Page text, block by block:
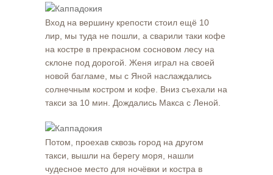
Вход на вершину крепости стоил ещё 10
лир, мы туда не пошли, а сварили таки кофе
на костре в прекрасном сосновом лесу на
склоне под дорогой. Женя играл на своей
новой багламе, мы с Яной наслаждались
солнечным костром и кофе. Вниз съехали на
такси за 10 мин. Дождались Макса с Леной.
Потом, проехав сквозь город на другом
такси, вышли на берегу моря, нашли
чудесное место для ночёвки и костра в